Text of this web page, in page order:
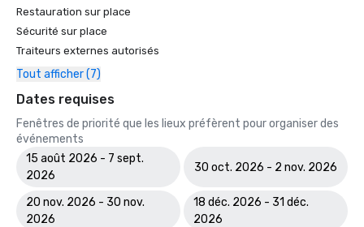
Restauration sur place
Sécurité sur place
Traiteurs externes autorisés
Tout afficher (7)
Dates requises
Fenêtres de priorité que les lieux préfèrent pour organiser des
événements
15 août 2026 - 7 sept.
2026
30 oct. 2026 - 2 nov. 2026
20 nov. 2026 - 30 nov.
2026
18 déc. 2026 - 31 déc.
2026